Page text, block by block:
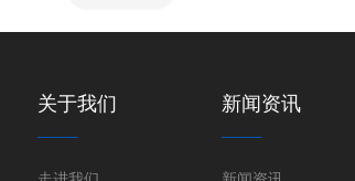
关于我们 新闻资讯